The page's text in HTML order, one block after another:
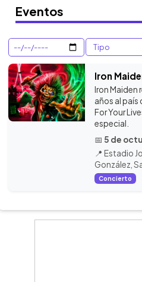
Eventos
Iron
Iron Maiden
años al país
For Your
especial.
📅 5 de
📍 Estadio
González,
Concierto